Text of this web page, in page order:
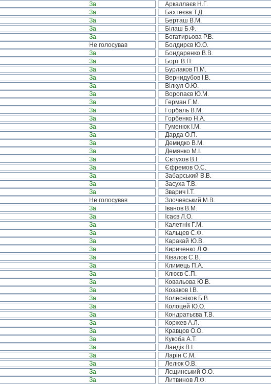
За Аркаллаєв Н.Г.
За Бахтеєва Т.Д.
За Берташ В.М.
За Білаш Б.Ф.
За Богатирьова Р.В.
Не голосував Болдирєв Ю.О.
За Бондаренко В.В.
За Борт В.П.
За Бурлаков П.М.
За Вернидубов І.В.
За Вілкул О.Ю.
За Воропаєв Ю.М.
За Герман Г.М.
За Горбаль В.М.
За Горбенко Н.А.
За Гуменюк І.М.
За Дарда О.П.
За Демидко В.М.
За Демянко М.І.
За Євтухов В.І.
За Єфремов О.С.
За Забарський В.В.
За Засуха Т.В.
За Зварич І.Т.
Не голосував Злочевський М.В.
За Іванов В.М.
За Ісаєв Л.О.
За Калетнік Г.М.
За Кальцев С.Ф.
За Каракай Ю.В.
За Кириченко Л.Ф.
За Ківалов С.В.
За Климець П.А.
За Клюєв С.П.
За Ковальова Ю.В.
За Козаков І.В.
За Колесніков Б.В.
За Колоцей Ю.О.
За Кондратьєва Т.В.
За Коржев А.Л.
За Кравцов О.О.
За Кукоба А.Т.
За Ландік В.І.
За Ларін С.М.
За Лелюк О.В.
За Лєщинський О.О.
За Литвинов Л.Ф.